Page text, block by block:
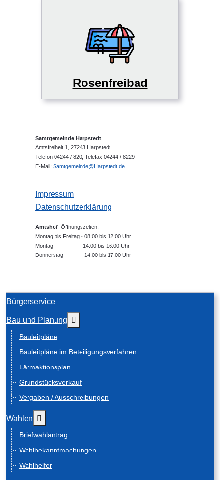
Rosenfreibad
Samtgemeinde Harpstedt
Amtsfreiheit 1, 27243 Harpstedt
Telefon 04244 / 820, Telefax 04244 / 8229
E-Mail: Samtgemeinde@Harpstedt.de
Impressum
Datenschutzerklärung
Amtshof Öffnungszeiten:
Montag bis Freitag - 08:00 bis 12:00 Uhr
Montag - 14:00 bis 16:00 Uhr
Donnerstag - 14:00 bis 17:00 Uhr
Bürgerservice
Bau und Planung
Bauleitpläne
Bauleitpläne im Beteiligungsverfahren
Lärmaktionsplan
Grundstücksverkauf
Vergaben / Ausschreibungen
Wahlen
Briefwahlantrag
Wahlbekanntmachungen
Wahlhelfer